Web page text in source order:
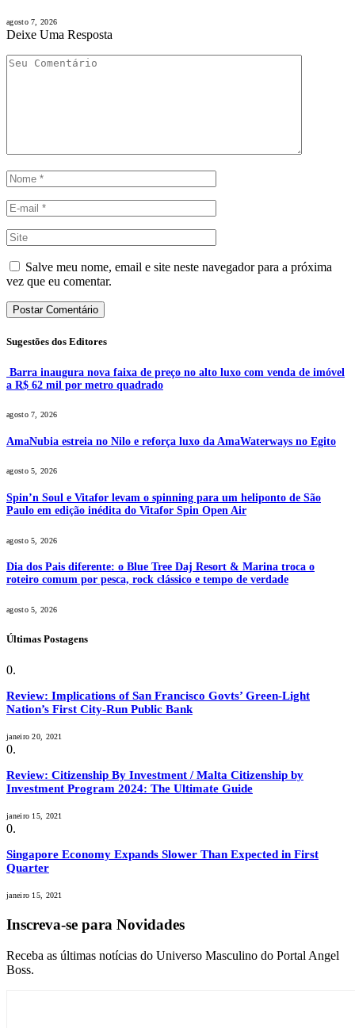
agosto 7, 2026
Deixe Uma Resposta
Salve meu nome, email e site neste navegador para a próxima
vez que eu comentar.
Sugestões dos Editores
Barra inaugura nova faixa de preço no alto luxo com venda de imóvel
a R$ 62 mil por metro quadrado
agosto 7, 2026
AmaNubia estreia no Nilo e reforça luxo da AmaWaterways no Egito
agosto 5, 2026
Spin’n Soul e Vitafor levam o spinning para um heliponto de São
Paulo em edição inédita do Vitafor Spin Open Air
agosto 5, 2026
Dia dos Pais diferente: o Blue Tree Daj Resort & Marina troca o
roteiro comum por pesca, rock clássico e tempo de verdade
agosto 5, 2026
Últimas Postagens
Review: Implications of San Francisco Govts’ Green-Light
Nation’s First City-Run Public Bank
janeiro 20, 2021
Review: Citizenship By Investment / Malta Citizenship by
Investment Program 2024: The Ultimate Guide
janeiro 15, 2021
Singapore Economy Expands Slower Than Expected in First
Quarter
janeiro 15, 2021
Inscreva-se para Novidades
Receba as últimas notícias do Universo Masculino do Portal Angel
Boss.